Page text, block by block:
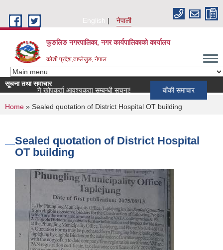
English
नेपाली
फुङलिङ नगरपालिका, नगर कार्यपालिकाको कार्यालय
कोशी प्रदेश,ताप्लेजुङ, नेपाल
सूचना तथा समाचार
लागि खोपकर्ता आवश्यकता सम्बन्धी सूचना!
बाँकी समाचार
You are here
Home » Sealed quotation of District Hospital OT building
Sealed quotation of District Hospital
OT building